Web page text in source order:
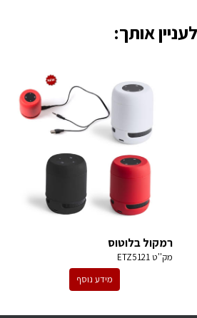
אותך:
רמקול בלוטוס
מק''טETZ5121
מידע נוסף